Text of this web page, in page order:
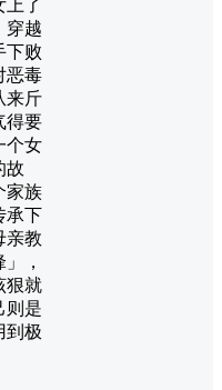
上了
穿越
下败
恶毒
来斤
得要
个女
故
家族
承下
亲教
，
狠就
则是
到极